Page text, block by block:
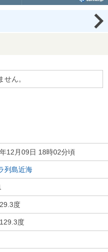
ん。
12月09日 18時02分頃
列島近海
度
度